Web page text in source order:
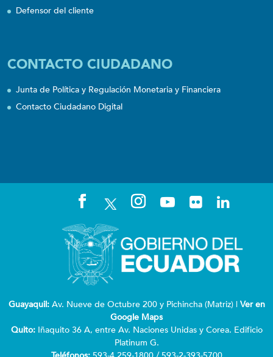
Defensor del cliente
CONTACTO CIUDADANO
Junta de Política y Regulación Monetaria y Financiera
Contacto Ciudadano Digital
Guayaquil:Av. Nueve de Octubre 200 y Pichincha (Matriz) | Ver en
Google Maps
Quito: Iñaquito 36 A, entre Av. Naciones Unidas y Corea. Edificio
Platinum G.